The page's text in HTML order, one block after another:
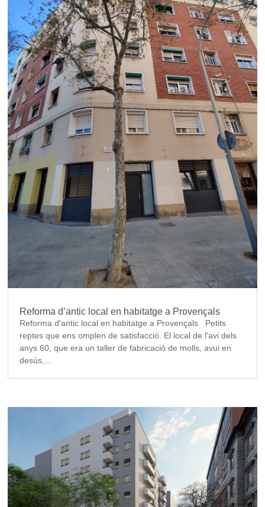
Reforma d’antic local en habitatge a Provençals
Reforma d'antic local en habitatge a Provençals Petits
reptes que ens omplen de satisfacció. El local de l'avi dels
anys 60, que era un taller de fabricació de molls, avui en
desús,...